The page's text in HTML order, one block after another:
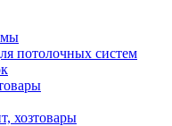
потолочных систем
хозтовары